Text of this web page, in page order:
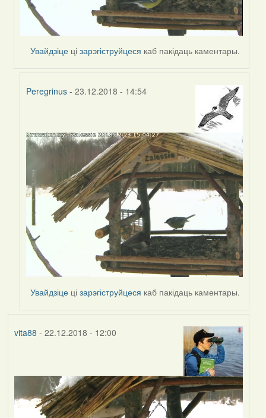
Увайдзіце цізарэгіструйцеся каб пакідаць каментары.
Peregrinus - 23.12.2018 - 14:54
to
by
Увайдзіце цізарэгіструйцеся каб пакідаць каментары.
vita88 - 22.12.2018 - 12:00